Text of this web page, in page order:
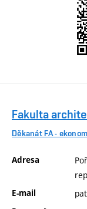
Fakulta
Děkanát FA -
Adresa
E-mail